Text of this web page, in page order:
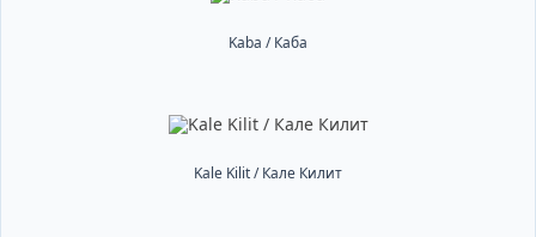
Kaba / Каба
Kale Kilit / Кале Килит